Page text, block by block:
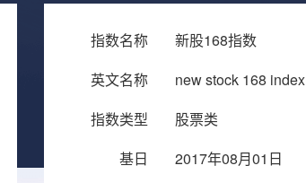
指数名称
新股168指数
英文名称
new stock 168 index
指数类型
股票类
基日
2017年08月01日